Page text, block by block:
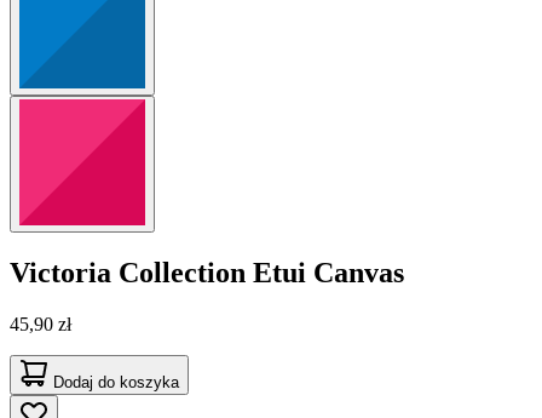
Victoria Collection Etui Canvas
45,90 zł
Dodaj do koszyka